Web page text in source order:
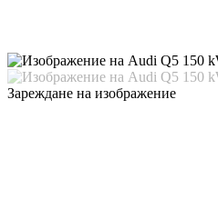
Зареждане на изображение